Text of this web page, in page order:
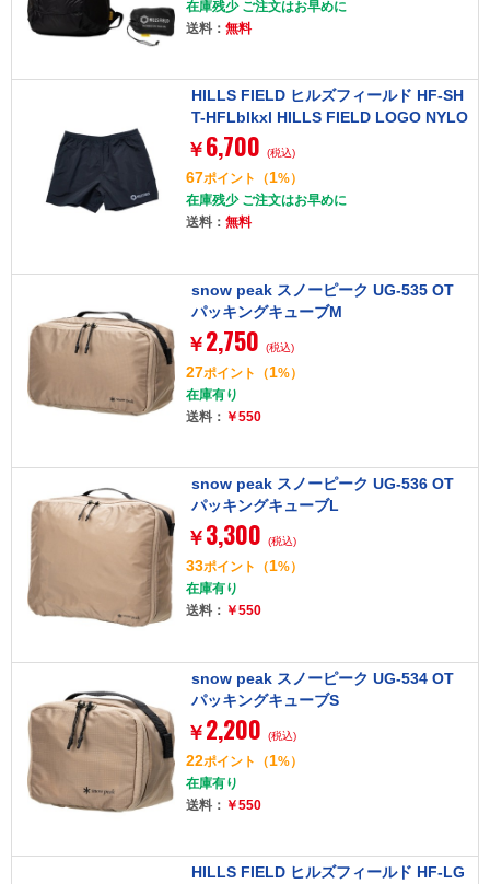
在庫残少 ご注文はお早めに
送料： 無料
HILLS FIELD ヒルズフィールド HF-SH
T-HFLblkxl HILLS FIELD LOGO NYLO
N SHORT PANTS ロゴナイロンショー
トパンツ ブラック XL
￥ 6,700 (税込)
67ポイント （1%）
在庫残少 ご注文はお早めに
送料： 無料
snow peak スノーピーク UG-535 OT
パッキングキューブM
￥ 2,750 (税込)
27ポイント （1%）
在庫有り
送料： ￥550
snow peak スノーピーク UG-536 OT
パッキングキューブL
￥ 3,300 (税込)
33ポイント （1%）
在庫有り
送料： ￥550
snow peak スノーピーク UG-534 OT
パッキングキューブS
￥ 2,200 (税込)
22ポイント （1%）
在庫有り
送料： ￥550
HILLS FIELD ヒルズフィールド HF-LG